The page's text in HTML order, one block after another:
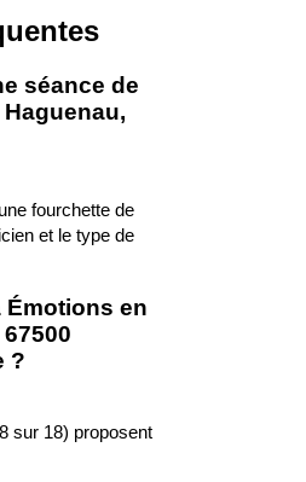
séance de
fourchette de
et le type de
Émotions en
?
sur 18) proposent